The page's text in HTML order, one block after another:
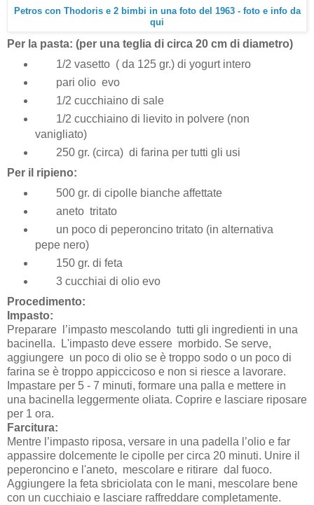
Petros con Thodoris e 2 bimbi in una foto del 1963 - foto e info da
qui
Per la pasta: (per una teglia di circa 20 cm di diametro)
1/2 vasetto ( da 125 gr.) di yogurt intero
pari olio evo
1/2 cucchiaino di sale
1/2 cucchiaino di lievito in polvere (non
vanigliato)
250 gr. (circa) di farina per tutti gli usi
Per il ripieno:
500 gr. di cipolle bianche affettate
aneto tritato
un poco di peperoncino tritato (in alternativa
pepe nero)
150 gr. di feta
3 cucchiai di olio evo
Procedimento:
Impasto:
Preparare l’impasto mescolando tutti gli ingredienti in una
bacinella. L'impasto deve essere morbido. Se serve,
aggiungere un poco di olio se è troppo sodo o un poco di
farina se è troppo appiccicoso e non si riesce a lavorare.
Impastare per 5 - 7 minuti, formare una palla e mettere in
una bacinella leggermente oliata. Coprire e lasciare riposare
per 1 ora.
Farcitura:
Mentre l’impasto riposa, versare in una padella l’olio e far
appassire dolcemente le cipolle per circa 20 minuti. Unire il
peperoncino e l'aneto, mescolare e ritirare dal fuoco.
Aggiungere la feta sbriciolata con le mani, mescolare bene
con un cucchiaio e lasciare raffreddare completamente.